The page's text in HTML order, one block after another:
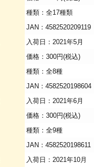
種類：全17種類
JAN：4582520209119
入荷日：2021年5月
価格：300円(税込)
種類：全8種
JAN：4582520198604
入荷日：2021年6月
価格：300円(税込)
種類：全9種
JAN：4582520198611
入荷日：2021年10月